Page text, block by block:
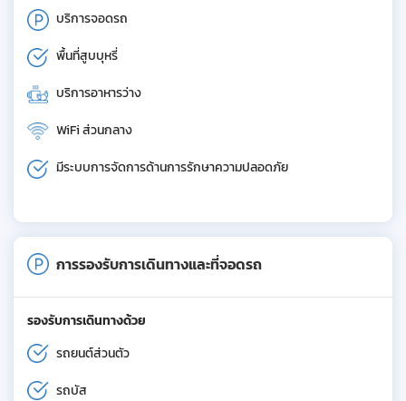
บริการจอดรถ
พื้นที่สูบบุหรี่
บริการอาหารว่าง
WiFi ส่วนกลาง
มีระบบการจัดการด้านการรักษาความปลอดภัย
การรองรับการเดินทางและที่จอดรถ
รองรับการเดินทางด้วย
รถยนต์ส่วนตัว
รถบัส